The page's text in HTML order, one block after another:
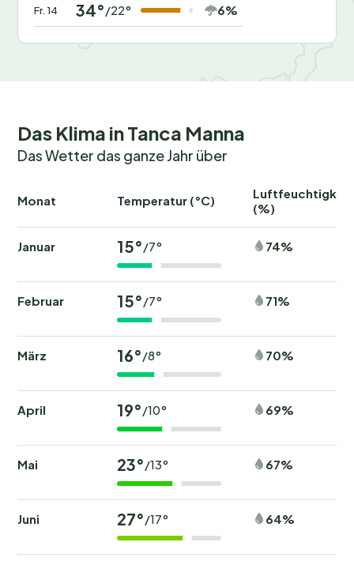
Möchtest du mit dem Rauschen des Meeres
aufwachen und den Duft frischer Brötchen genießen?
Buche jetzt deinen Platz imCentro Vacanze
Fr. 14 34°/22° 6%
Das Klima in Tanca Manna
Das Wetter das ganze Jahr über
Monat Temperatur (°C)
Luftfeuchtigkeit
(%)
Januar 15°/7° 74%
Februar 15°/7° 71%
März 16°/8° 70%
April 19°/10° 69%
Mai 23°/13° 67%
Juni 27°/17° 64%